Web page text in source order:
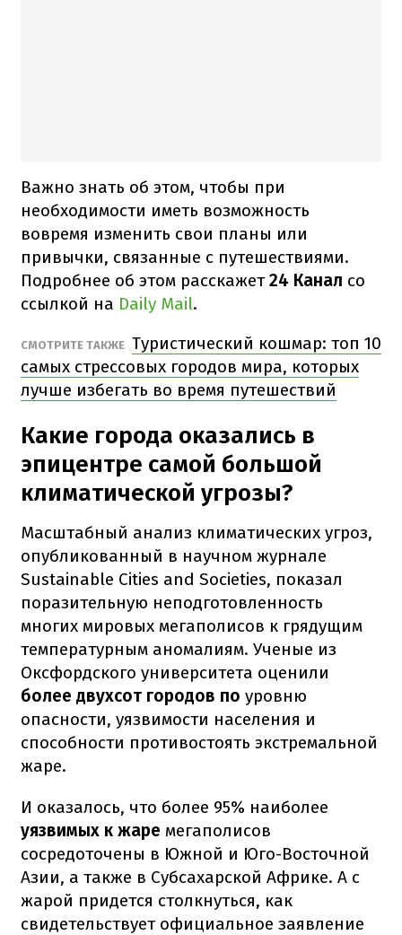
Важно знать об этом, чтобы при
необходимости иметь возможность
вовремя изменить свои планы или
привычки, связанные с путешествиями.
Подробнее об этом расскажет24 Канал со
ссылкой на Daily Mail.
СМОТРИТЕ ТАКЖЕ Туристический кошмар: топ 10
самых стрессовых городов мира, которых
лучше избегать во время путешествий
Какие города оказались в
эпицентре самой большой
климатической угрозы?
Масштабный анализ климатических угроз,
опубликованный в научном журнале
Sustainable Cities and Societies, показал
поразительную неподготовленность
многих мировых мегаполисов к грядущим
температурным аномалиям. Ученые из
Оксфордского университета оценили
более двухсот городов по уровню
опасности, уязвимости населения и
способности противостоять экстремальной
жаре.
И оказалось, что более 95% наиболее
уязвимых к жаре мегаполисов
сосредоточены в Южной и Юго-Восточной
Азии, а также в Субсахарской Африке. А с
жарой придется столкнуться, как
свидетельствует официальное заявление